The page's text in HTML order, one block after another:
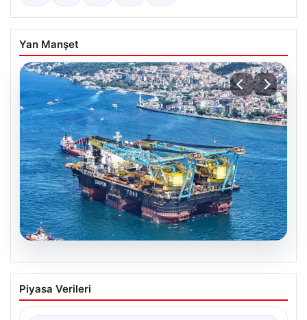
Yan Manşet
İstanbul Boğazı’ndan bir dev geçti.
Köprülerin altından geçebilmek için
Piyasa Verileri